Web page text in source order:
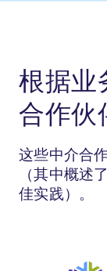
根据业
合作伙
这些中介合
（其中概述
佳实践）。